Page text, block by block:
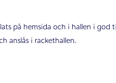
på hemsida och i hallen i god
anslås i rackethallen.